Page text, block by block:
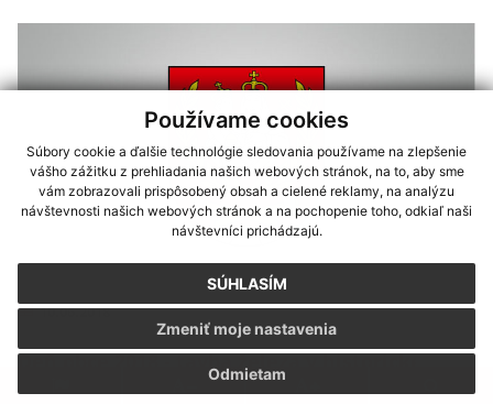
Používame cookies
Súbory cookie a ďalšie technológie sledovania používame na zlepšenie
vášho zážitku z prehliadania našich webových stránok, na to, aby sme
vám zobrazovali prispôsobený obsah a cielené reklamy, na analýzu
návštevnosti našich webových stránok a na pochopenie toho, odkiaľ naši
návštevníci prichádzajú.
SÚHLASÍM
Odmietam
Zmeniť moje nastavenia
10.06.2018
Deň obce 2018 - tavba železa v historickej peci